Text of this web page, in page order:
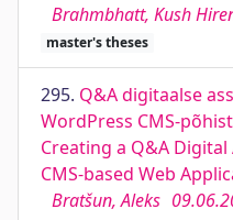
Brahmbhatt, Kush
master's theses
295. Q&A digitaalse
WordPress CMS-
Creating a Q&A
CMS-based Web
Bratšun, Aleks